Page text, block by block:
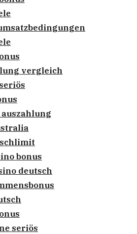
vergleich
bonus
deutsch
seriös